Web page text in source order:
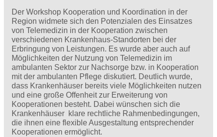
Der Workshop Kooperation und Koordination in der
Region widmete sich den Potenzialen des Einsatzes
von Telemedizin in der Kooperation zwischen
verschiedenen Krankenhaus-Standorten bei der
Erbringung von Leistungen. Es wurde aber auch auf
Möglichkeiten der Nutzung von Telemedizin im
ambulanten Sektor zur Nachsorge bzw. in Kooperation
mit der ambulanten Pflege diskutiert. Deutlich wurde,
dass Krankenhäuser bereits viele Möglichkeiten nutzen
und eine große Offenheit zur Erweiterung von
Kooperationen besteht. Dabei wünschen sich die
Krankenhäuser klare rechtliche Rahmenbedingungen,
die ihnen eine flexible Ausgestaltung entsprechender
Kooperationen ermöglicht.